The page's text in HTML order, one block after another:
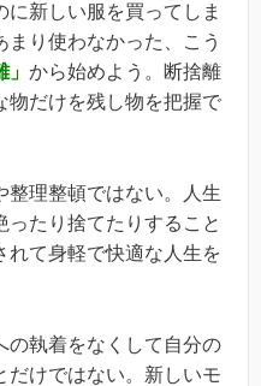
に新しい服を買ってしま
まり使わなかった、こう
」 から始めよう。断捨離
物だけを残し物を把握で
整理整頓ではない。人生
たり捨てたりすること
れて身軽で快適な人生を
の執着をなくして自分の
だけではない。新しいモ